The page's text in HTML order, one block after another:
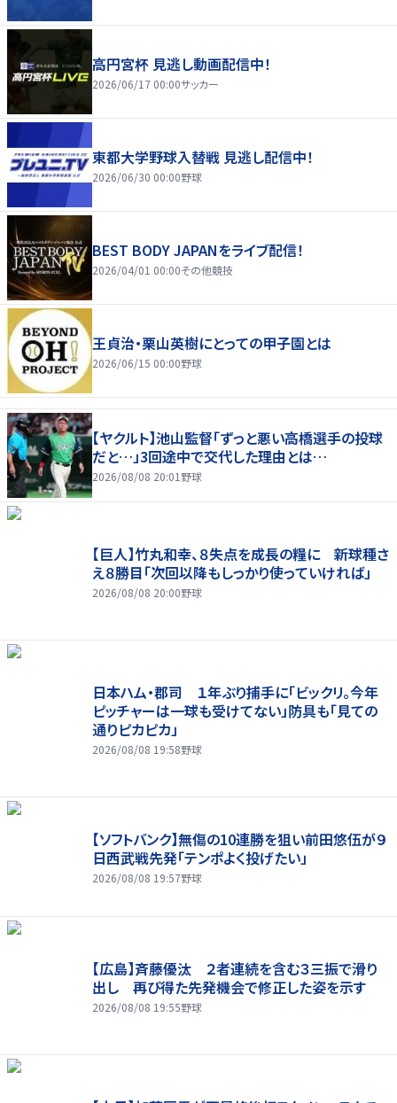
高円宮杯 見逃し動画配信中！
2026/06/17 00:00サッカー
東都大学野球入替戦 見逃し配信中！
2026/06/30 00:00野球
BEST BODY JAPANをライブ配信！
2026/04/01 00:00その他競技
王貞治・栗山英樹にとっての甲子園とは
2026/06/15 00:00野球
【ヤクルト】池山監督「ずっと悪い高橋選手の投球
だと…」3回途中で交代した理由とは…
2026/08/08 20:01 野球
【巨人】竹丸和幸、８失点を成長の糧に 新球種さ
え８勝目「次回以降もしっかり使っていければ」
2026/08/08 20:00野球
日本ハム・郡司 １年ぶり捕手に「ビックリ。今年
ピッチャーは一球も受けてない」防具も「見ての
通りピカピカ」
2026/08/08 19:58野球
【ソフトバンク】無傷の10連勝を狙い前田悠伍が９
日西武戦先発「テンポよく投げたい」
2026/08/08 19:57野球
【広島】斉藤優汰 ２者連続を含む３三振で滑り
出し 再び得た先発機会で修正した姿を示す
2026/08/08 19:55野球